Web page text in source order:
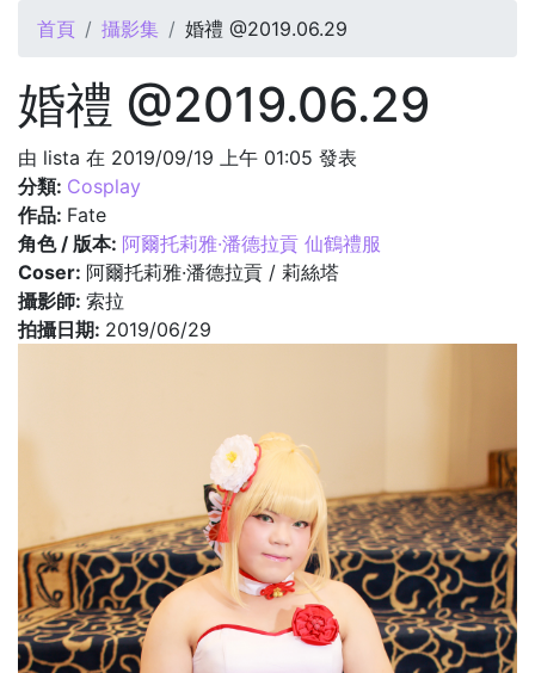
您在這裡
首頁 攝影集 婚禮 @2019.06.29
婚禮 @2019.06.29
由 lista 在 2019/09/19 上午 01:05 發表
分類: Cosplay
作品: Fate
角色 / 版本: 阿爾托莉雅·潘德拉貢 仙鶴禮服
Coser: 阿爾托莉雅·潘德拉貢 / 莉絲塔
攝影師: 索拉
拍攝日期: 2019/06/29